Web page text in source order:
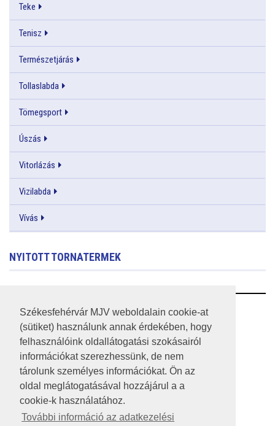
Székesfehérvár MJV weboldalain cookie-at
(sütiket) használunk annak érdekében, hogy
felhasználóink oldallátogatási szokásairól
információkat szerezhessünk, de nem
tárolunk személyes információkat. Ön az
oldal meglátogatásával hozzájárul a a
cookie-k használatához.
További információ az adatkezelési
Teke
Tenisz
Természetjárás
Tollaslabda
Tömegsport
Úszás
Vitorlázás
Vizilabda
Vívás
NYITOTT TORNATERMEK
RSS
A HONLAP 2017.03.31-I ÁLLAPOTA
JOGI NYILATKOZAT
IMPRESSZUM